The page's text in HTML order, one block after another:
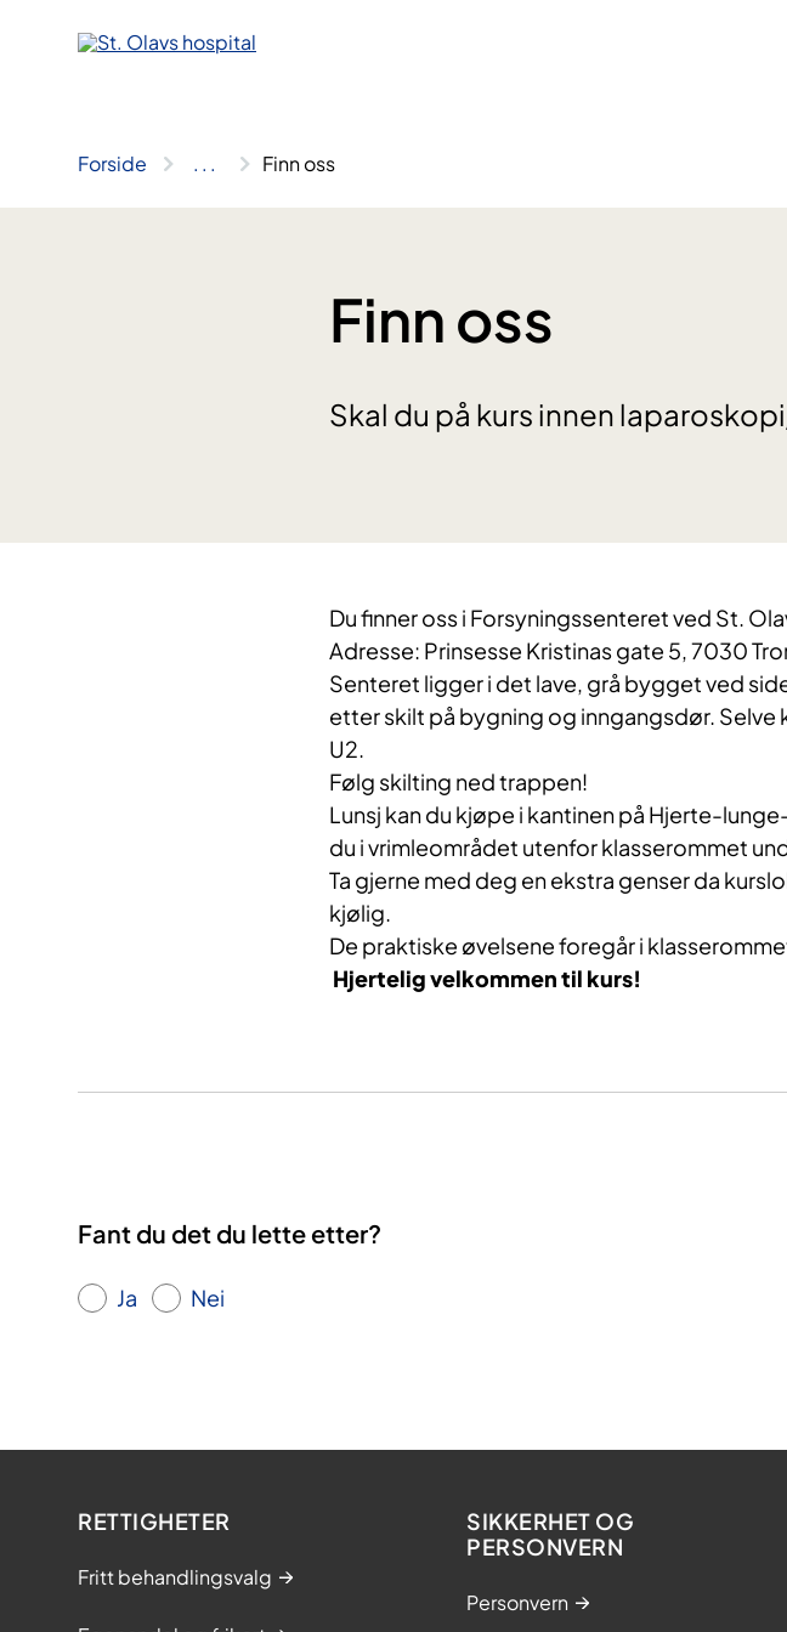
Forside .. . Finn oss
Finn oss
Skal du på kurs innen
Du finner oss i Forsyningssenteret ved St.
Adresse: Prinsesse Kristinas gate 5, 7030
Senteret ligger i det lave, grå bygget ved
etter skilt på bygning og inngangsdør. Selve
U2.
Følg skilting ned trappen!
Lunsj kan du kjøpe i kantinen på Hjerte-
du i vrimleområdet utenfor klasserommet
Ta gjerne med deg en ekstra genser da
kjølig.
De praktiske øvelsene foregår i
Hjertelig velkommen til kurs!
Fant du det du lette etter?
Ja Nei
RETTIGHETER
Fritt behandlingsvalg
SIKKERHET OG
PERSONVERN
Personvern